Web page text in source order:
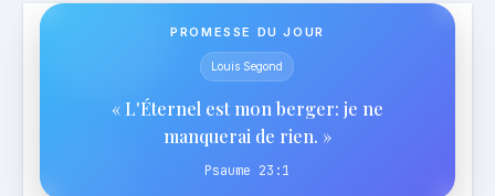
PROMESSE DU JOUR
Louis Segond
« L'Éternel est mon berger: je ne
manquerai de rien. »
Psaume 23:1